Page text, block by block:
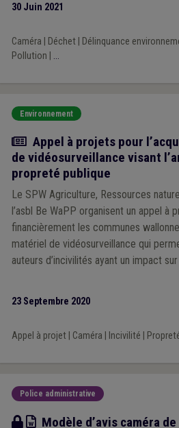
30 Juin 2021
Caméra Déchet| Délinquance
Pollution
...
Environnement
Actualité
Appel à projets pour
de vidéosurveillance visant
propreté publique
Le SPW Agriculture, Ressources
l’asbl Be WaPP organisent un appel à
financièrement les communes wallonnes dans l’acquisition
matériel de vidéosurveillance qui
auteurs d’incivilités ayant un impact
23 Septembre 2020
Appel à projet| Caméra Incivilité
Police administrative
Modèle
Modèle d’avis caméra